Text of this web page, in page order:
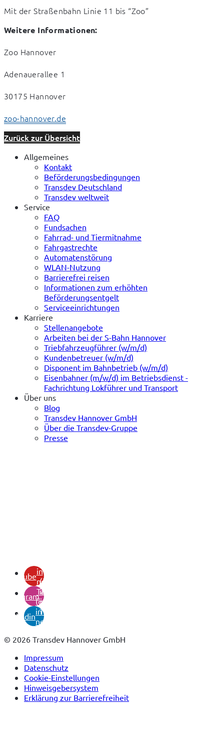
Mit der Straßenbahn Linie 11 bis “Zoo”
Weitere Informationen:
Zoo Hannover
Adenauerallee 1
30175 Hannover
zoo-hannover.de
Zurück zur Übersicht
Allgemeines
Kontakt
Beförderungsbedingungen
Transdev Deutschland
Transdev weltweit
Service
FAQ
Fundsachen
Fahrrad- und Tiermitnahme
Fahrgastrechte
Automatenstörung
WLAN-Nutzung
Barrierefrei reisen
Informationen zum erhöhten
Beförderungsentgelt
Serviceeinrichtungen
Karriere
Stellenangebote
Arbeiten bei der S-Bahn Hannover
Triebfahrzeugführer (w/m/d)
Kundenbetreuer (w/m/d)
Disponent im Bahnbetrieb (w/m/d)
Eisenbahner (m/w/d) im Betriebsdienst -
Fachrichtung Lokführer und Transport
Über uns
Blog
Transdev Hannover GmbH
Über die Transdev-Gruppe
Presse
youtubein
neuem
Tab)
instagram
(öffnet
in
neuem
Tab)
linkedin
(öffnet
in
neuem
© 2026 Transdev Hannover GmbH
Impressum
Datenschutz
Cookie-Einstellungen
Hinweisgebersystem
Erklärung zur Barrierefreiheit